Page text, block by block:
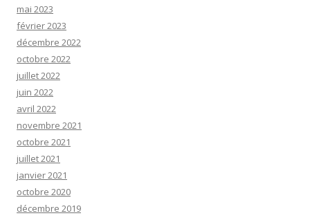
mai 2023
février 2023
décembre 2022
octobre 2022
juillet 2022
juin 2022
avril 2022
novembre 2021
octobre 2021
juillet 2021
janvier 2021
octobre 2020
décembre 2019